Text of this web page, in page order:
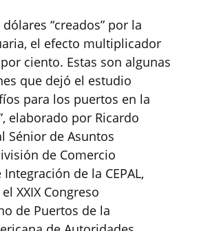
“creados” por la
el efecto multiplicador
ciento. Estas son algunas
que dejó el estudio
para los puertos en la
elaborado por Ricardo
Sénior de Asuntos
de Comercio
de la CEPAL,
XXIX Congreso
de Puertos de la